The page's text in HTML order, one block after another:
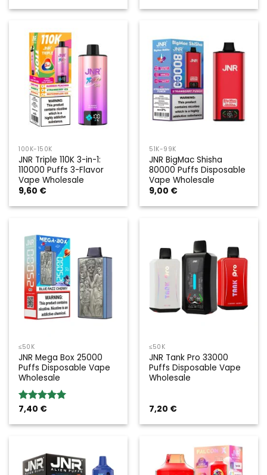
100K-150K
JNR Triple 110K 3-in-1:
110000 Puffs 3-Flavor
Vape Wholesale
9,60 €
51K-99K
JNR BigMac Shisha
80000 Puffs Disposable
Vape Wholesale
9,00 €
≤50K
JNR Mega Box 25000
Puffs Disposable Vape
Wholesale
Rated5.00
7,40 €
≤50K
JNR Tank Pro 33000
Puffs Disposable Vape
Wholesale
7,20 €